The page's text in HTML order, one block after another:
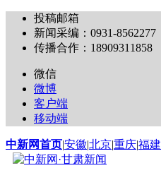
投稿邮箱
新闻采编：0931-8562277
传播合作：18909311858
微信
微博
客户端
移动端
中新网首页|安徽|北京|重庆|福建